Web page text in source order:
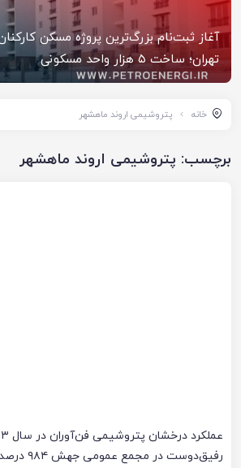
آغاز ثبت‌نام بزرگ‌ترین پروژه مسکن
تهران؛ ساخت ۵ هزار واحد مسکونی
خانه پتروشیمی اروند ماهشهر
برچسب: پتروشیمی اروند ماهشهر
رفیق‌دوست